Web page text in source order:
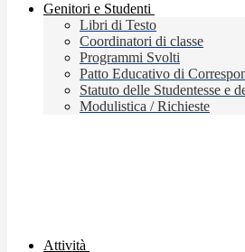
Genitori e Studenti
Libri di Testo
Coordinatori di classe
Programmi Svolti
Patto Educativo di
Statuto delle Studentesse e
Modulistica / Richieste
Attività